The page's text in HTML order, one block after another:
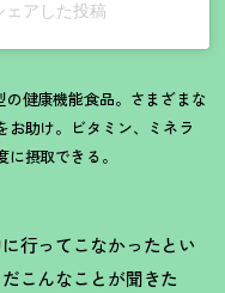
アした投稿
健康機能食品。さまざまな
助け。ビタミン、ミネラ
摂取できる。
行ってこなかったとい
こんなことが聞きた